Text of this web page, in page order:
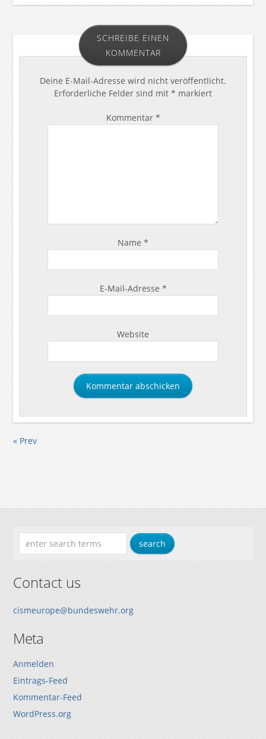
SCHREIBE EINEN
KOMMENTAR
Deine E-Mail-Adresse wird nicht veröffentlicht.
Erforderliche Felder sind mit * markiert
Kommentar *
Name *
E-Mail-Adresse *
Website
« Prev
Contact us
cismeurope@bundeswehr.org
Meta
Anmelden
Eintrags-Feed
Kommentar-Feed
WordPress.org